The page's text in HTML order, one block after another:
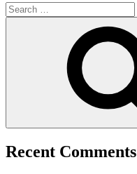
Search
for:
Recent Comments